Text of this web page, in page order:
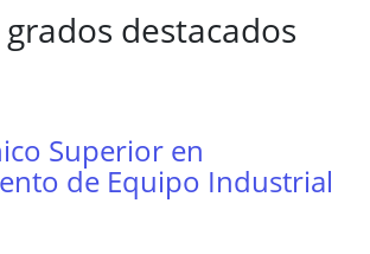
destacados
Superior en
de Equipo Industrial